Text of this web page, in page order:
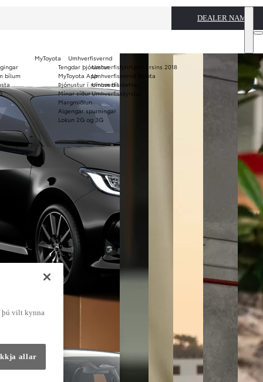
DEALER NAME
Verð og
bæklingar
bílum
MyToyota
Tengdar þjónustur
MyToyota App
Þjónustur í mínum bíl
Mínar síður
Margmiðlun
Algengar spurningar
Lokun 2G og 3G
Umhverfisvernd
Umhverfisfyrirtæki ársins 2018
Umhverfisvernd Toyota
Umhverfisstefna
Umhverfisskýrslur
þú vilt kynna
allar